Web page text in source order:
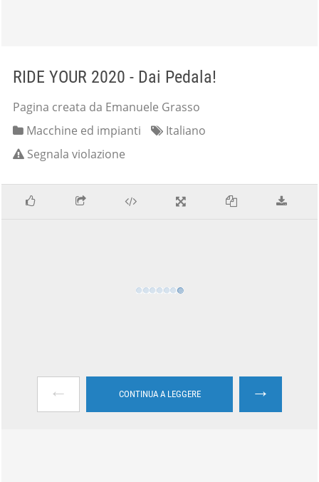
RIDE YOUR 2020 - Dai Pedala!
Pagina creata da Emanuele Grasso
Macchine ed impianti
Italiano
Segnala violazione
← CONTINUA A LEGGERE →